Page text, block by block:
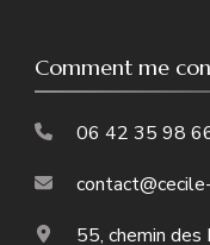
Comment me
06 42 35 98
55, chemin